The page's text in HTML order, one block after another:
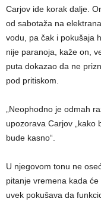
Carjov ide korak dalje.
od sabotaža na
vodu, pa čak i pokušaja
nije paranoja, kaže on,
puta dokazao da ne
pod pritiskom.
„Neophodno je odmah
upozorava Carjov „kako
bude kasno“.
U njegovom tonu ne
pitanje vremena kada
uvek pokušava da